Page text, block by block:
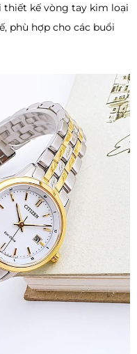
thiết kế vòng tay kim loại
phù hợp cho các buổi